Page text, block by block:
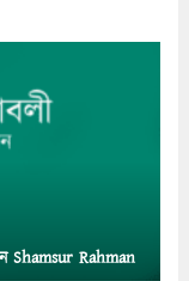
Shamsur Rahman